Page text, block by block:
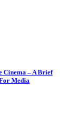
Cinema – A Brief
Media